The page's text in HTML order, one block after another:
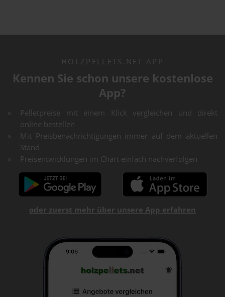
HOLZPELLETS.NET APP
Kennen Sie schon unsere kostenlose
App?
Pelletpreise mit einem Klick vergleichen und direkt
online bestellen
Mit Preisbenachrichtigungen immer auf dem aktuellen
Stand
Preisentwicklungen im Chart einfach nachverfolgen
oder zuerst mehr über unsere App erfahren